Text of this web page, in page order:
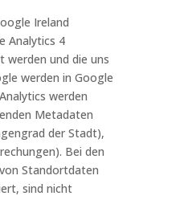
Ireland
Analytics 4
werden und die uns
werden in Google
werden
Metadaten
der Stadt),
Bei den
Standortdaten
sind nicht